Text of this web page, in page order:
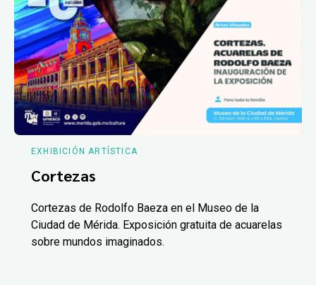
EXHIBICIÓN ARTÍSTICA
Cortezas
Cortezas de Rodolfo Baeza en el Museo de la
Ciudad de Mérida. Exposición gratuita de acuarelas
sobre mundos imaginados.